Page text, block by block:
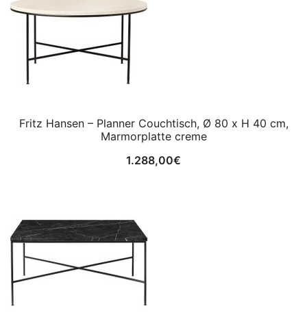
Fritz Hansen – Planner Couchtisch, Ø 80 x H 40 cm,
Marmorplatte creme
1.288,00€